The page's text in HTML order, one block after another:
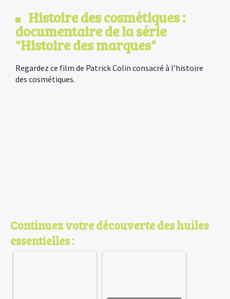
Histoire des cosmétiques :
documentaire de la série
"Histoire des marques"
Regardez ce film de Patrick Colin consacré à l’histoire
des cosmétiques.
Continuez votre découverte des huiles
essentielles :